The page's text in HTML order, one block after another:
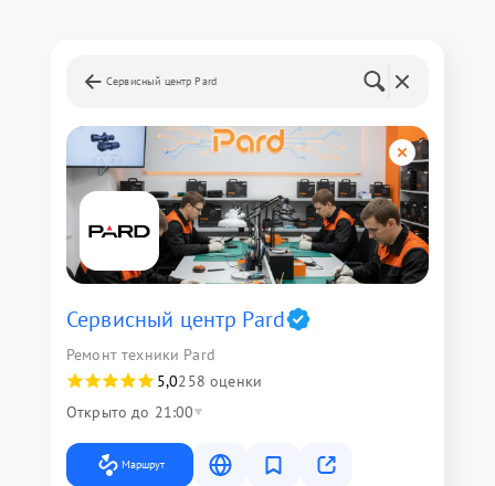
Сервисный центр Pard
Сервисный центр Pard
Ремонт техники Pard
5,0258 оценки
Открыто до 21:00
Маршрут